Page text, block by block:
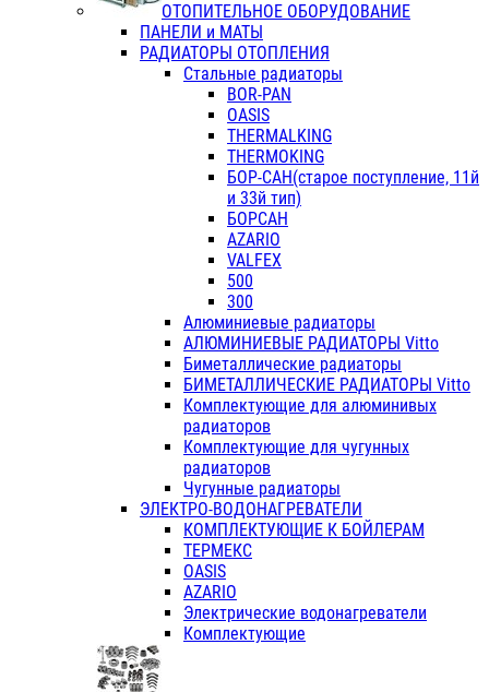
ОТОПИТЕЛЬНОЕ ОБОРУДОВАНИЕ
ПАНЕЛИ и МАТЫ
РАДИАТОРЫ ОТОПЛЕНИЯ
Стальные радиаторы
BOR-PAN
OASIS
THERMALKING
THERMOKING
БОР-САН(старое поступление, 11й
и 33й тип)
БОРСАН
AZARIO
VALFEX
500
300
Алюминиевые радиаторы
АЛЮМИНИЕВЫЕ РАДИАТОРЫ Vitto
Биметаллические радиаторы
БИМЕТАЛЛИЧЕСКИЕ РАДИАТОРЫ Vitto
Комплектующие для алюминивых
радиаторов
Комплектующие для чугунных
радиаторов
Чугунные радиаторы
ЭЛЕКТРО-ВОДОНАГРЕВАТЕЛИ
КОМПЛЕКТУЮЩИЕ К БОЙЛЕРАМ
ТЕРМЕКС
OASIS
AZARIO
Электрические водонагреватели
Комплектующие